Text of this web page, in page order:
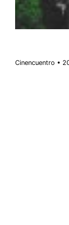
Cinencuentro •